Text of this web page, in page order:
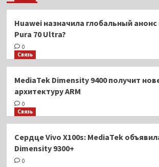
Huawei назначила глобальный
Pura 70 Ultra?
0
Связь
MediaTek Dimensity 9400 получит
архитектуру ARM
0
Связь
Сердце Vivo X100s: MediaTek
Dimensity 9300+
0